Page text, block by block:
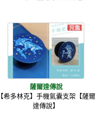
薩爾達傳說
【希多林克】手機氣囊支架【薩爾
達傳說】